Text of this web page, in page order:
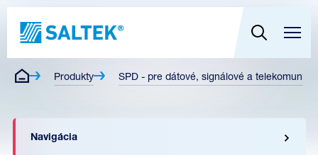
Produkty SPD - pre dátové, signálové a
Navigácia